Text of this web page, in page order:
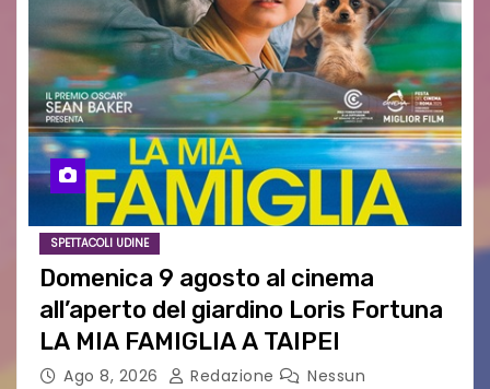
SPETTACOLI UDINE
Domenica 9 agosto al cinema
all’aperto del giardino Loris Fortuna
LA MIA FAMIGLIA A TAIPEI
Ago 8, 2026 Redazione
Nessun